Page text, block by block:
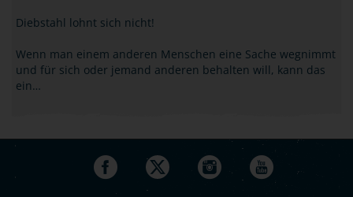
Diebstahl lohnt sich nicht!
Wenn man einem anderen Menschen eine Sache wegnimmt
und für sich oder jemand anderen behalten will, kann das
ein…